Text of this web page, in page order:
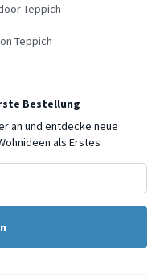
Teppich
Teppich
Bestellung
an und entdecke neue
als Erstes